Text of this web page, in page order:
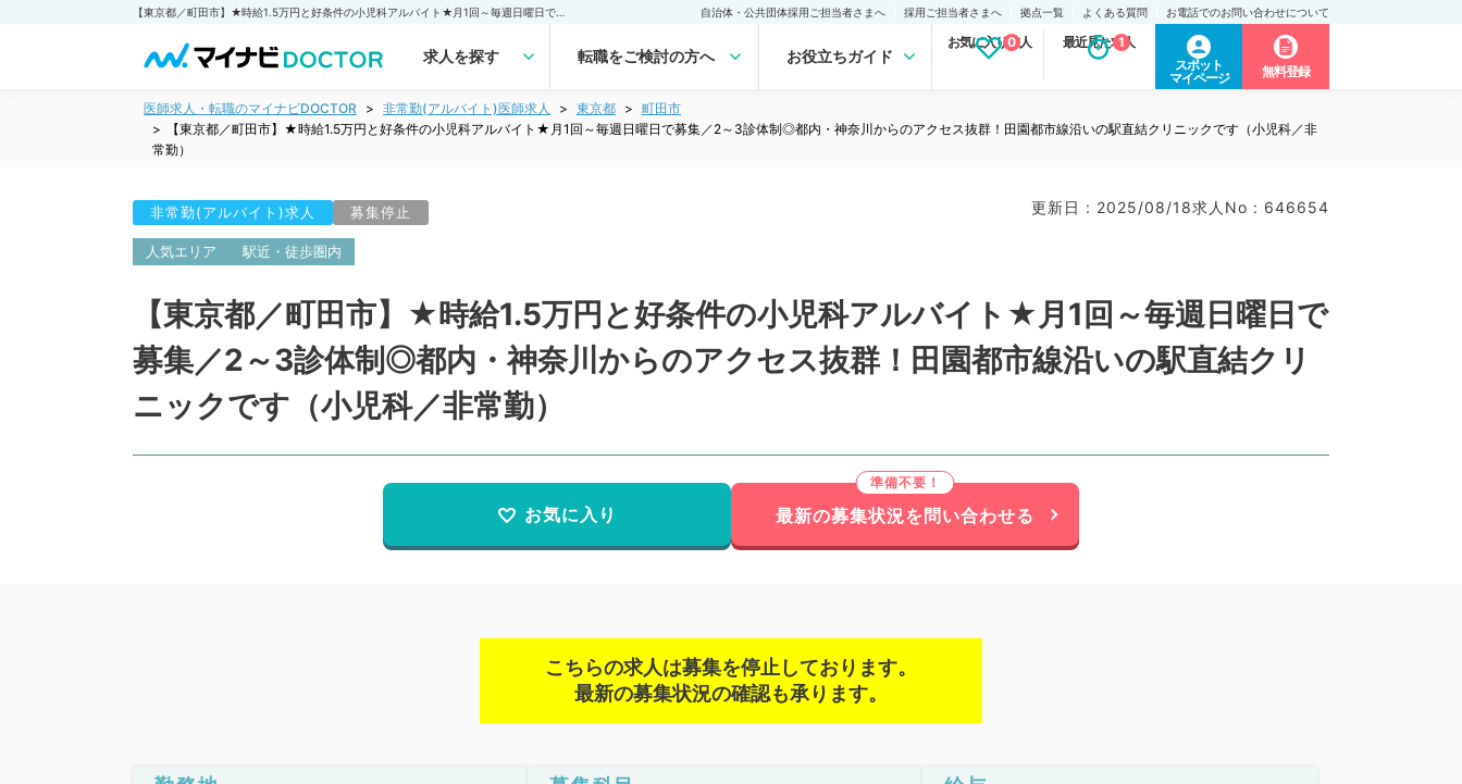
自治体・公共団体採用ご担当者さまへ 採用ご担当者さまへ 拠点一覧 よくある質問 お電話でのお問い合わせについて
求人を探す 転職をご検討の方へ お役立ちガイド
お気に入り求人
0 最近見た求人
1
スポット
マイページ
無料登録
医師求人・転職のマイナビDOCTOR 非常勤(アルバイト)医師求人 東京都
町田市
【東京都／町田市】★時給1.5万円と好条件の小児科アルバイト★月1回～毎週日曜日で募集／2～3診体制◎都内・神奈川からのアクセス抜群！田園都市線沿いの駅直結クリニックです（小児科／非
常勤）
非常勤(アルバイト)求人 募集停止 更新日 : 2025/08/18求人No : 646654
人気エリア 駅近・徒歩圏内
【東京都／町田市】★時給1.5万円と好条件の小児科アルバイト★月1回～毎週日曜日で
募集／2～3診体制◎都内・神奈川からのアクセス抜群！田園都市線沿いの駅直結クリ
ニックです（小児科／非常勤）
お気に入り 最新の募集状況を問い合わせる
こちらの求人は募集を停止しております。
最新の募集状況の確認も承ります。